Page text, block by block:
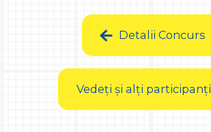
Detalii Concurs
Vedeți și alți participanți